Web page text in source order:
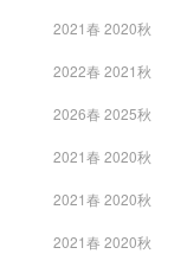
2021春 2020秋
2022春 2021秋
2026春 2025秋
2021春 2020秋
2021春 2020秋
2021春 2020秋